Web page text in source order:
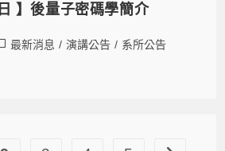
】後量子密碼學簡介
最新消息 / 演講公告 / 系所公告